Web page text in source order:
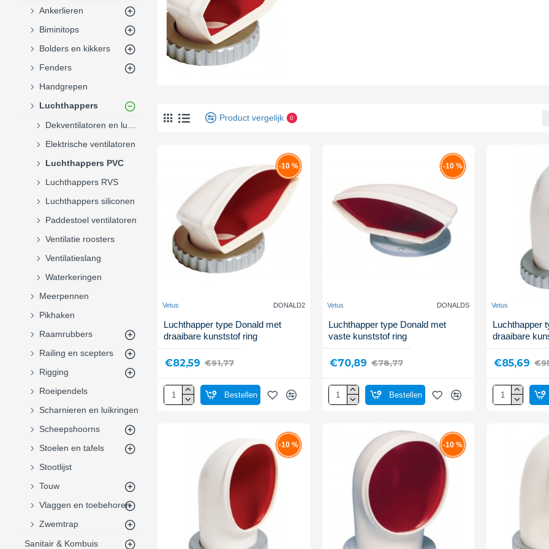
Ankerlieren
Biminitops
Bolders en kikkers
Fenders
Handgrepen
Luchthappers
Elektrische ventilatoren
Luchthappers PVC
Luchthappers RVS
Luchthappers siliconen
Paddestoel ventilatoren
Ventilatie roosters
Ventilatieslang
Waterkeringen
Meerpennen
Pikhaken
Raamrubbers
Railing en scepters
Rigging
Roeipendels
Scharnieren en luikringen
Scheepshoorns
Stoelen en tafels
Stootlijst
Touw
Vlaggen en toebehoren
Zwemtrap
Sanitair & Kombuis
Product vergelijk 0
-10 %
Vetus DONALD2
Luchthapper type Donald met
draaibare kunststof ring
€82,59 €91,77
Bestellen
-10 %
Vetus DONALDS
Luchthapper type Donald met
vaste kunststof ring
€70,89 €78,77
Bestellen
Vetus
Luchthapper
draaibare
€85,69
-10 % -10 %